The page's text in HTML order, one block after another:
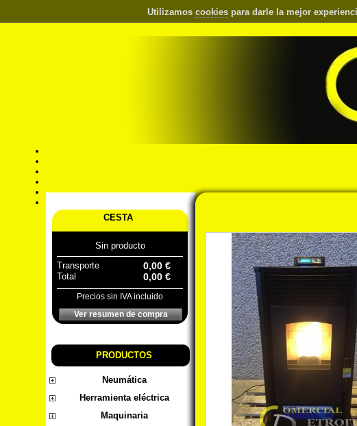
Utilizamos cookies para darle la mejor
CESTA
Sin producto
Transporte
0,00 €
Total 0,00 €
Precios sin IVA incluido
Ver resumen de compra
PRODUCTOS
Neumática
Herramienta eléctrica
Maquinaria